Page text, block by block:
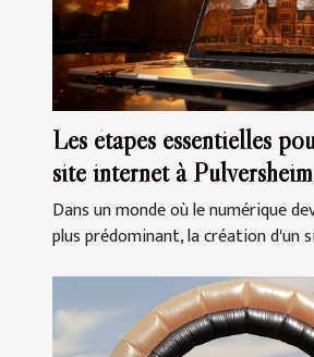
Les étapes essentielles
site internet à Pulversheim
Dans un monde où le numérique
plus prédominant, la création d'un